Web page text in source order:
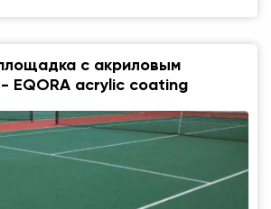
с акриловым
EQORA acrylic coating